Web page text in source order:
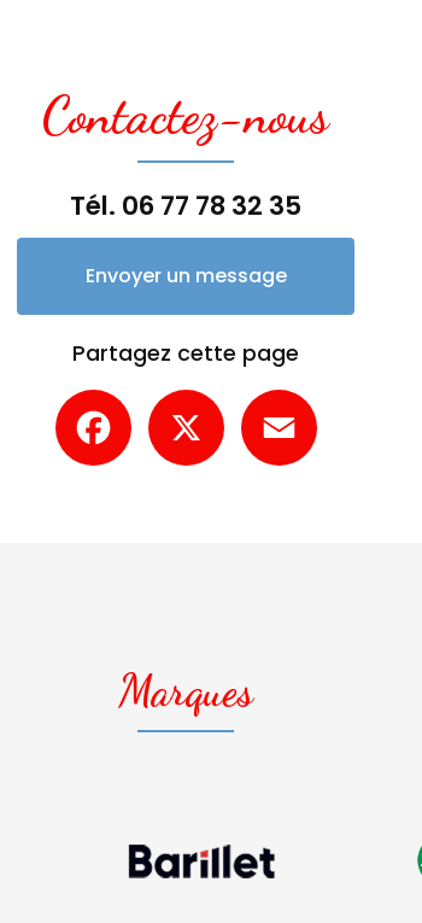
Contactez-nous
Tél. 06 77 78 32 35
Envoyer un message
Partagez cette page
Facebook
Marques